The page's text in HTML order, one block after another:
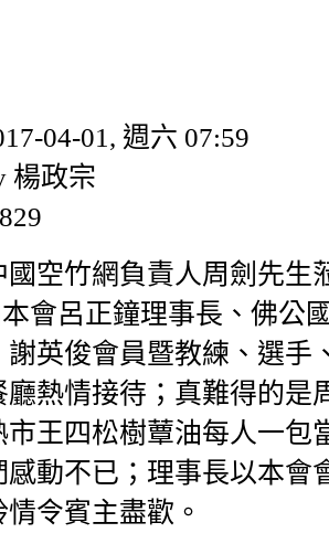
04-01, 週六 07:59
楊政宗
國空竹網負責人周劍先生
本會呂正鐘理事長、佛公
謝英俊會員暨教練、選手
廳熱情接待；真難得的是
市王四松樹蕈油每人一包
感動不已；理事長以本會
令賓主盡歡。